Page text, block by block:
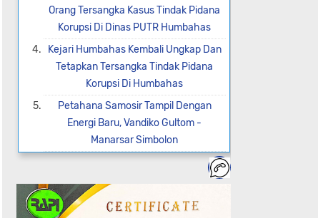
Orang Tersangka Kasus Tindak Pidana
Korupsi Di Dinas PUTR Humbahas
Kejari Humbahas Kembali Ungkap Dan
Tetapkan Tersangka Tindak Pidana
Korupsi Di Humbahas
Petahana Samosir Tampil Dengan
Energi Baru, Vandiko Gultom -
Manarsar Simbolon